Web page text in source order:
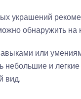
украшений
обнаружить на
или
небольшие и
вид.